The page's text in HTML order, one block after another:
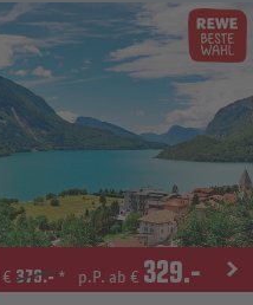
€ 379.- * p.P. ab € 329.-